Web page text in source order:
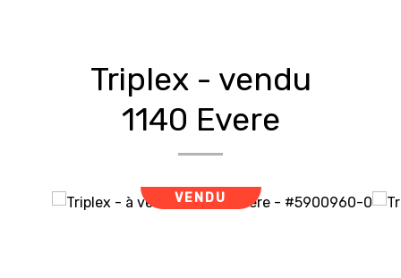
Triplex - vendu
1140 Evere
VENDU